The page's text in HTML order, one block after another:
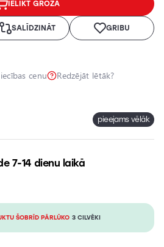
IELIKT GROZĀ
SALĪDZINĀT GRIBU
cenu Redzējāt lētāk?
pieejams vēlāk
7-14 dienu laikā
ŠOBRĪD PĀRLŪKO 3 CILVĒKI